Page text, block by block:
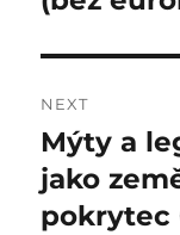
NEXT
Next
post:
Mýty a
jako
pokrytec